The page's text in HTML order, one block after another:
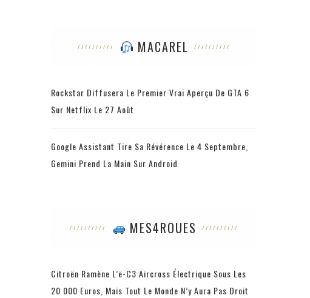
MACAREL
Rockstar Diffusera Le Premier Vrai Aperçu De GTA 6
Sur Netflix Le 27 Août
Google Assistant Tire Sa Révérence Le 4 Septembre,
Gemini Prend La Main Sur Android
MES4ROUES
Citroën Ramène L’ë-C3 Aircross Électrique Sous Les
20 000 Euros, Mais Tout Le Monde N’y Aura Pas Droit